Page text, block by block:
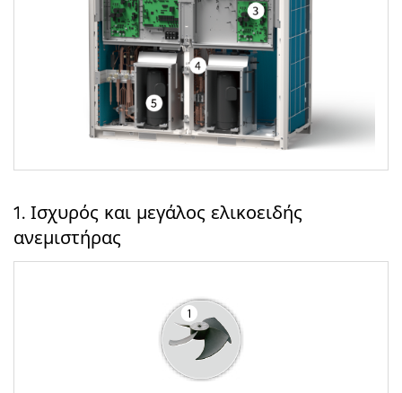
1. Ισχυρός και μεγάλος ελικοειδής
ανεμιστήρας